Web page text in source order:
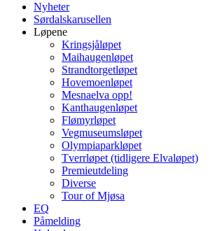
Nyheter
Sørdalskarusellen
Løpene
Kringsjåløpet
Maihaugenløpet
Strandtorgetløpet
Hovemoenløpet
Mesnaelva opp!
Kanthaugenløpet
Flømyrløpet
Vegmuseumsløpet
Olympiaparkløpet
Tverrløpet (tidligere Elvaløpet)
Premieutdeling
Diverse
Tour of Mjøsa
EQ
Påmelding